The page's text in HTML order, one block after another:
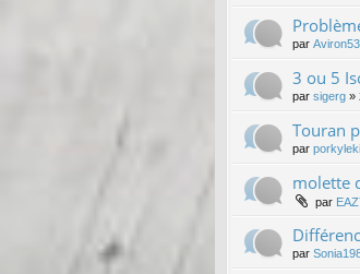
par Aviron53
3 ou 5
par sigerg »
Touran
par
molette
par
par